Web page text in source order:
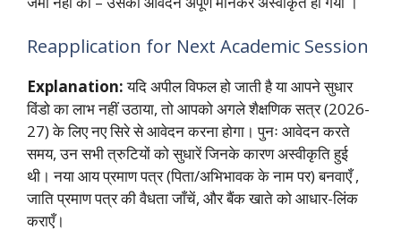
Reapplication for Next Academic Session
Explanation:यदि अपील विफल हो जाती है या आपने सुधार
विंडो का लाभ नहीं उठाया, तो आपको अगले शैक्षणिक सत्र (2026-
27) के लिए नए सिरे से आवेदन करना होगा। पुनः आवेदन करते
समय, उन सभी त्रुटियों को सुधारें जिनके कारण अस्वीकृति हुई
थी। नया आय प्रमाण पत्र (पिता/अभिभावक के नाम पर) बनवाएँ,
जाति प्रमाण पत्र की वैधता जाँचें, और बैंक खाते को आधार-लिंक
कराएँ।